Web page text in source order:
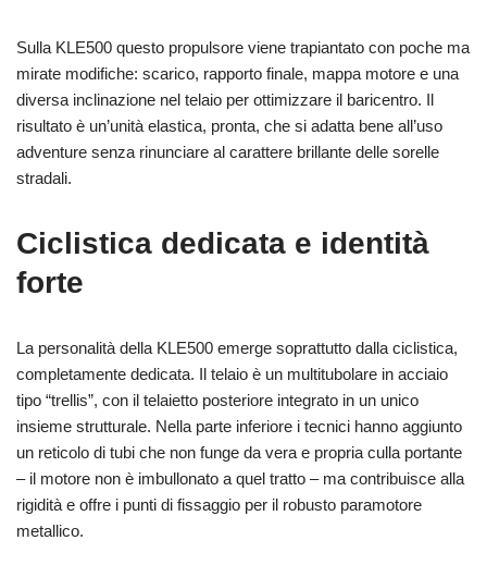
Sulla KLE500 questo propulsore viene trapiantato con poche ma
mirate modifiche: scarico, rapporto finale, mappa motore e una
diversa inclinazione nel telaio per ottimizzare il baricentro. Il
risultato è un’unità elastica, pronta, che si adatta bene all’uso
adventure senza rinunciare al carattere brillante delle sorelle
stradali.
Ciclistica dedicata e identità
forte
La personalità della KLE500 emerge soprattutto dalla ciclistica,
completamente dedicata. Il telaio è un multitubolare in acciaio
tipo “trellis”, con il telaietto posteriore integrato in un unico
insieme strutturale. Nella parte inferiore i tecnici hanno aggiunto
un reticolo di tubi che non funge da vera e propria culla portante
– il motore non è imbullonato a quel tratto – ma contribuisce alla
rigidità e offre i punti di fissaggio per il robusto paramotore
metallico.